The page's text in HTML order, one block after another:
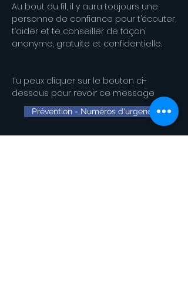
Au bout du fil, il y aura toujours une
personne de confiance pour t’écouter,
t’aider et te conseiller de façon
anonyme, gratuite et confidentielle.
Tu peux cliquer sur le bouton ci-
dessous pour revoir ce message
Prévention - Numéros d'urgence